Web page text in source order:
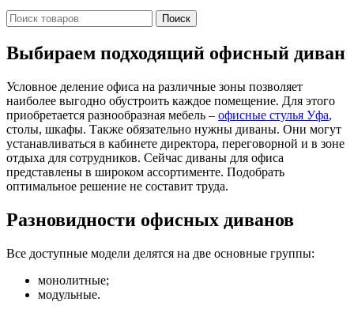
Поиск
Выбираем подходящий офисный диван
Условное деление офиса на различные зоны позволяет
наиболее выгодно обустроить каждое помещение. Для этого
приобретается разнообразная мебель – офисные стулья Уфа,
столы, шкафы. Также обязательно нужны диваны. Они могут
устанавливаться в кабинете директора, переговорной и в зоне
отдыха для сотрудников. Сейчас диваны для офиса
представлены в широком ассортименте. Подобрать
оптимальное решение не составит труда.
Разновидности офисных диванов
Все доступные модели делятся на две основные группы:
монолитные;
модульные.